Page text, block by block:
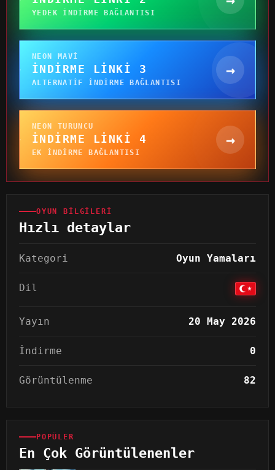
YEDEK INDIRME BAĞLANTISI
NEON MAVI
İNDIRME LINKI 3
ALTERNATIF INDIRME BAĞLANTISI
→
NEON TURUNCU
İNDIRME LINKI 4
EK INDIRME BAĞLANTISI
→
OYUN BILGILERI
Hızlı detaylar
Kategori Oyun Yamaları
Dil
Yayın 20 May 2026
İndirme 0
Görüntülenme 82
POPÜLER
En Çok Görüntülenenler